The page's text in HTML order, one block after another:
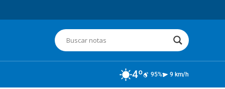
4º 95% 9 km/h